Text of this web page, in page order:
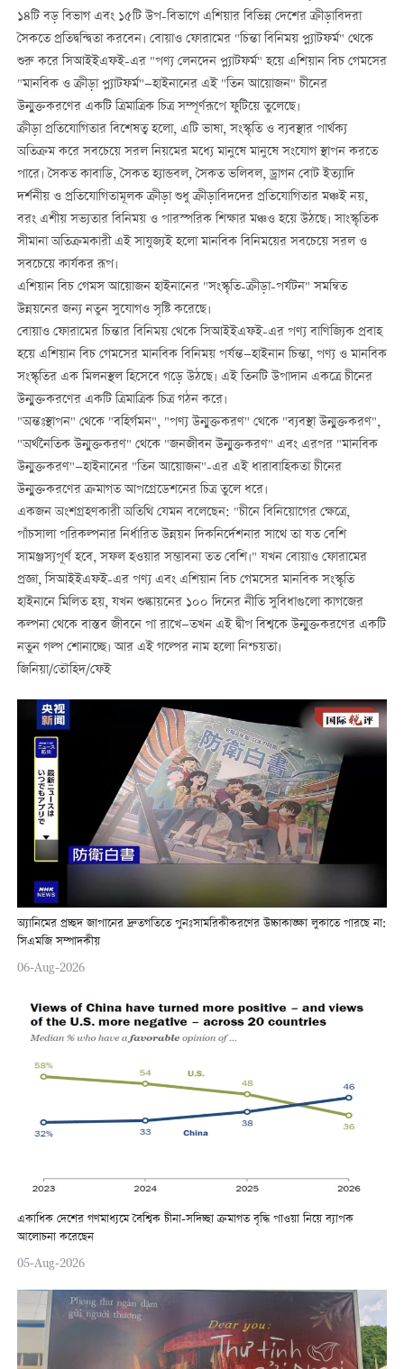
১৪টি বড় বিভাগ এবং ১৫টি উপ-বিভাগে এশিয়ার বিভিন্ন দেশের ক্রীড়াবিদরা
সৈকতে প্রতিদ্বন্দ্বিতা করবেন। বোয়াও ফোরামের "চিন্তা বিনিময় প্ল্যাটফর্ম" থেকে
শুরু করে সিআইইএফই-এর "পণ্য লেনদেন প্ল্যাটফর্ম" হয়ে এশিয়ান বিচ গেমসের
"মানবিক ও ক্রীড়া প্ল্যাটফর্ম"—হাইনানের এই "তিন আয়োজন" চীনের
উন্মুক্তকরণের একটি ত্রিমাত্রিক চিত্র সম্পূর্ণরূপে ফুটিয়ে তুলেছে।
ক্রীড়া প্রতিযোগিতার বিশেষত্ব হলো, এটি ভাষা, সংস্কৃতি ও ব্যবস্থার পার্থক্য
অতিক্রম করে সবচেয়ে সরল নিয়মের মধ্যে মানুষে মানুষে সংযোগ স্থাপন করতে
পারে। সৈকত কাবাডি, সৈকত হ্যান্ডবল, সৈকত ভলিবল, ড্রাগন বোট ইত্যাদি
দর্শনীয় ও প্রতিযোগিতামূলক ক্রীড়া শুধু ক্রীড়াবিদদের প্রতিযোগিতার মঞ্চই নয়,
বরং এশীয় সভ্যতার বিনিময় ও পারস্পরিক শিক্ষার মঞ্চও হয়ে উঠছে। সাংস্কৃতিক
সীমানা অতিক্রমকারী এই সাযুজ্যই হলো মানবিক বিনিময়ের সবচেয়ে সরল ও
সবচেয়ে কার্যকর রূপ।
এশিয়ান বিচ গেমস আয়োজন হাইনানের "সংস্কৃতি-ক্রীড়া-পর্যটন" সমন্বিত
উন্নয়নের জন্য নতুন সুযোগও সৃষ্টি করেছে।
বোয়াও ফোরামের চিন্তার বিনিময় থেকে সিআইইএফই-এর পণ্য বাণিজ্যিক প্রবাহ
হয়ে এশিয়ান বিচ গেমসের মানবিক বিনিময় পর্যন্ত—হাইনান চিন্তা, পণ্য ও মানবিক
সংস্কৃতির এক মিলনস্থল হিসেবে গড়ে উঠছে। এই তিনটি উপাদান একত্রে চীনের
উন্মুক্তকরণের একটি ত্রিমাত্রিক চিত্র গঠন করে।
"অন্তঃস্থাপন" থেকে "বহির্গমন", "পণ্য উন্মুক্তকরণ" থেকে "ব্যবস্থা উন্মুক্তকরণ",
"অর্থনৈতিক উন্মুক্তকরণ" থেকে "জনজীবন উন্মুক্তকরণ" এবং এরপর "মানবিক
উন্মুক্তকরণ"—হাইনানের "তিন আয়োজন"-এর এই ধারাবাহিকতা চীনের
উন্মুক্তকরণের ক্রমাগত আপগ্রেডেশনের চিত্র তুলে ধরে।
একজন অংশগ্রহণকারী অতিথি যেমন বলেছেন: "চীনে বিনিয়োগের ক্ষেত্রে,
পাঁচসালা পরিকল্পনার নির্ধারিত উন্নয়ন দিকনির্দেশনার সাথে তা যত বেশি
সামঞ্জস্যপূর্ণ হবে, সফল হওয়ার সম্ভাবনা তত বেশি।" যখন বোয়াও ফোরামের
প্রজ্ঞা, সিআইইএফই-এর পণ্য এবং এশিয়ান বিচ গেমসের মানবিক সংস্কৃতি
হাইনানে মিলিত হয়, যখন শুল্কায়নের ১০০ দিনের নীতি সুবিধাগুলো কাগজের
কল্পনা থেকে বাস্তব জীবনে পা রাখে—তখন এই দ্বীপ বিশ্বকে উন্মুক্তকরণের একটি
নতুন গল্প শোনাচ্ছে। আর এই গল্পের নাম হলো নিশ্চয়তা।
জিনিয়া/তৌহিদ/ফেই
অ্যানিমের প্রচ্ছদ জাপানের দ্রুতগতিতে পুনঃসামরিকীকরণের উচ্চাকাঙ্ক্ষা লুকাতে পারছে না:
সিএমজি সম্পাদকীয়
06-Aug-2026
একাধিক দেশের গণমাধ্যমে বৈশ্বিক চীনা-সদিচ্ছা ক্রমাগত বৃদ্ধি পাওয়া নিয়ে ব্যাপক
আলোচনা করেছেন
05-Aug-2026